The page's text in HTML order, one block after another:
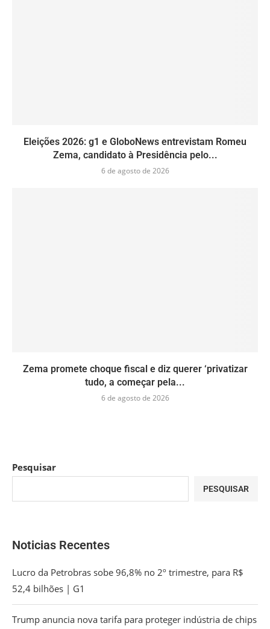
Eleições 2026: g1 e GloboNews entrevistam Romeu
Zema, candidato à Presidência pelo...
6 de agosto de 2026
Zema promete choque fiscal e diz querer ‘privatizar
tudo, a começar pela...
6 de agosto de 2026
Pesquisar
PESQUISAR
Noticias Recentes
Lucro da Petrobras sobe 96,8% no 2º trimestre, para R$
52,4 bilhões | G1
Trump anuncia nova tarifa para proteger indústria de chips